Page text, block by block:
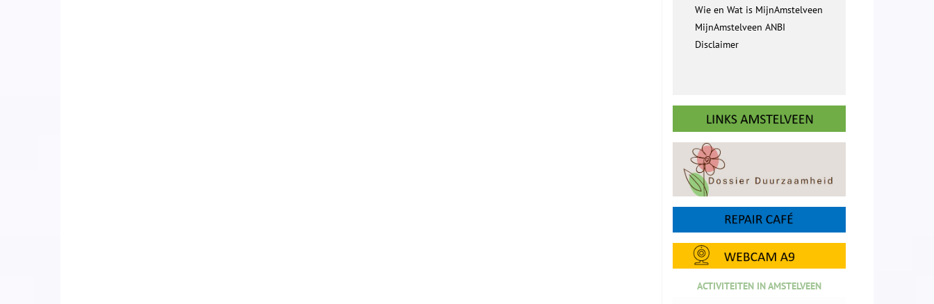
Wie en Wat is MijnAmstelveen
MijnAmstelveen ANBI
Disclaimer
ACTIVITEITEN IN AMSTELVEEN